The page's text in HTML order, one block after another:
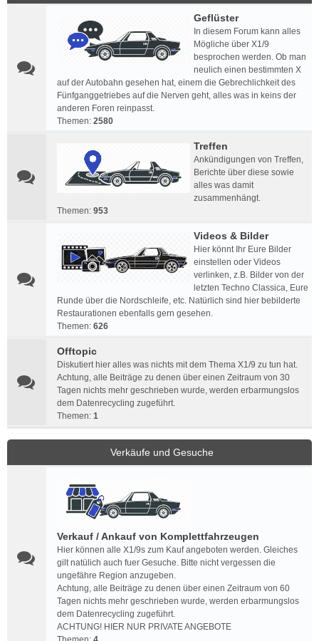
Geflüster
In diesem Forum kann alles
Mögliche über X1/9
besprochen werden. Ob man
neulich einen bestimmten X
auf der Autobahn gesehen hat, einem die Gebrechlichkeit des
Fünfganggetriebes auf die Nerven geht, alles was in keins der
anderen Foren reinpasst.
Themen: 2580
Treffen
Ankündigungen von Treffen,
Berichte über diese sowie
alles was damit
zusammenhängt.
Themen: 953
Videos & Bilder
Hier könnt Ihr Eure Bilder
einstellen oder Videos
verlinken, z.B. Bilder von der
letzten Techno Classica, Eure
Runde über die Nordschleife, etc. Natürlich sind hier bebilderte
Restaurationen ebenfalls gern gesehen.
Themen: 626
Offtopic
Diskutiert hier alles was nichts mit dem Thema X1/9 zu tun hat.
Achtung, alle Beiträge zu denen über einen Zeitraum von 30
Tagen nichts mehr geschrieben wurde, werden erbarmungslos
dem Datenrecycling zugeführt.
Themen: 1
Verkäufe und Gesuche
Verkauf / Ankauf von Komplettfahrzeugen
Hier können alle X1/9s zum Kauf angeboten werden. Gleiches
gilt natülich auch fuer Gesuche. Bitte nicht vergessen die
ungefähre Region anzugeben.
Achtung, alle Beiträge zu denen über einen Zeitraum von 60
Tagen nichts mehr geschrieben wurde, werden erbarmungslos
dem Datenrecycling zugeführt.
ACHTUNG! HIER NUR PRIVATE ANGEBOTE